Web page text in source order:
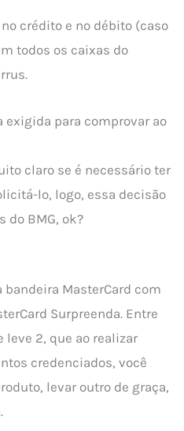
crédito e no débito (caso
todos os caixas do
para comprovar ao
claro se é necessário ter
lo, logo, essa decisão
do BMG, ok?
bandeira MasterCard com
Surpreenda. Entre
leve 2, que ao realizar
credenciados, você
levar outro de graça,